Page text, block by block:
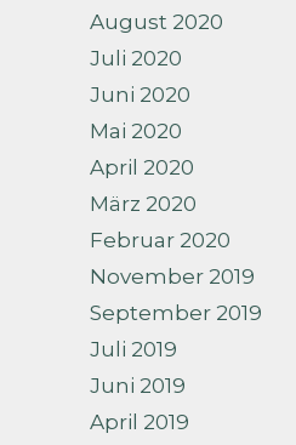
August 2020
Juli 2020
Juni 2020
Mai 2020
April 2020
März 2020
Februar 2020
November 2019
September 2019
Juli 2019
Juni 2019
April 2019